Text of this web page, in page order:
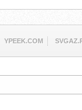
YPEEK.COM